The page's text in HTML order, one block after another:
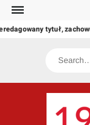
Skip
content
tytuł,
Search